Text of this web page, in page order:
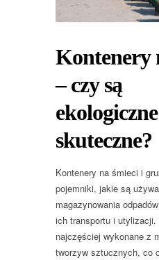
Kontenery
– czy są
skuteczne?
Kontenery na śmieci i
pojemniki, jakie są
magazynowania
ich transportu i
najczęściej wykonane z
tworzyw sztucznych, co